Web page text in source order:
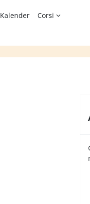
Kalender Corsi